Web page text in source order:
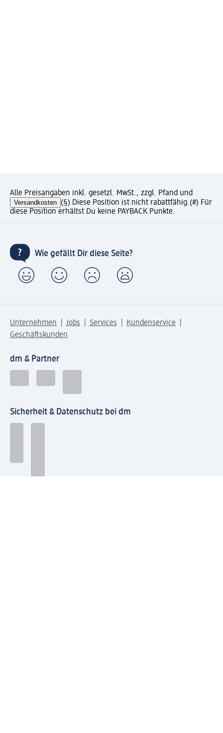
Alle Preisangaben inkl. gesetzl. MwSt., zzgl. Pfand und
Versandkosten (§) Diese Position ist nicht rabattfähig.(#) Für
diese Position erhältst Du keine PAYBACK Punkte.
Wie gefällt Dir diese Seite?
Unternehmen Jobs Services
Kundenservice
Geschäftskunden
dm & Partner
Sicherheit & Datenschutz bei dm